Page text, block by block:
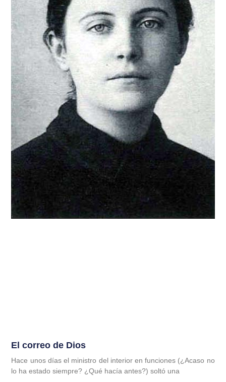
El correo de Dios
Hace unos días el ministro del interior en funciones (¿Acaso no
lo ha estado siempre? ¿Qué hacía antes?) soltó una